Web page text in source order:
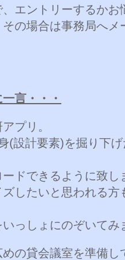
エントリーするかお
の場合は事務局へメ
言・・・
プリ。
(設計要素)を掘り下
ドできるように致し
したいと思われる方
っしょにのぞいてみ
の貸会議室を準備し